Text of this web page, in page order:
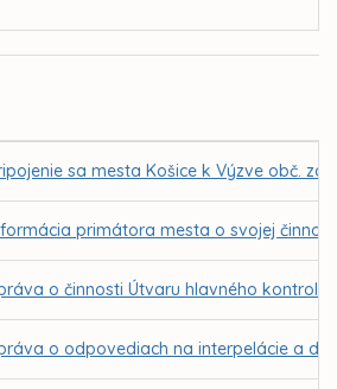
sa mesta Košice k Výzve obč.
primátora mesta o svojej
o činnosti Útvaru hlavného
o odpovediach na interpelácie a